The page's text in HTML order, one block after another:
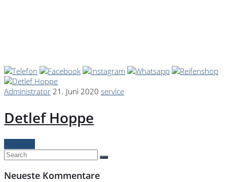
Administrator 21. Juni 2020 service
Detlef Hoppe
Neueste Kommentare